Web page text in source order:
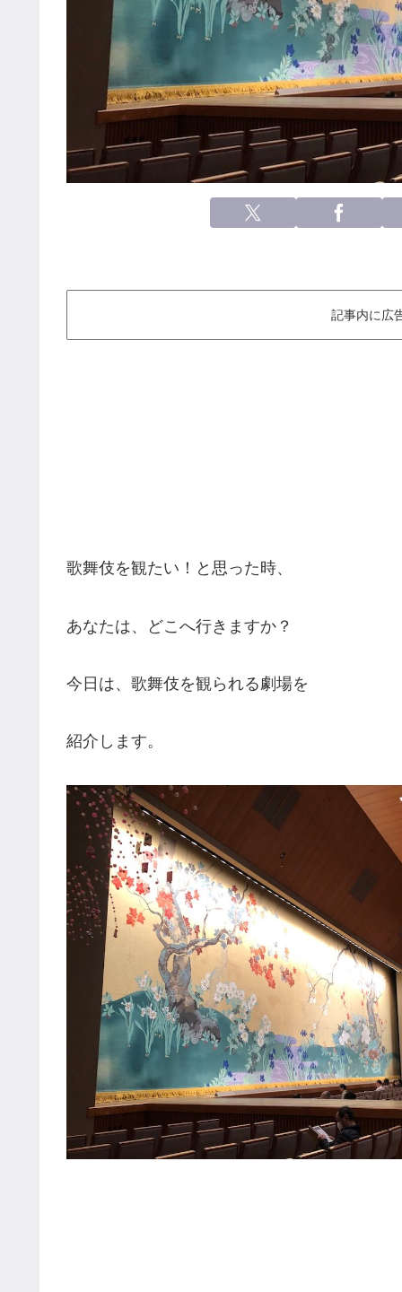
記事内に広
歌舞伎を観たい！と思った時、
あなたは、どこへ行きますか？
今日は、歌舞伎を観られる劇場を
紹介します。